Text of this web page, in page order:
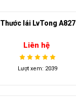
Thước lái LvTong A827
Liên hệ
Lượt xem: 2039